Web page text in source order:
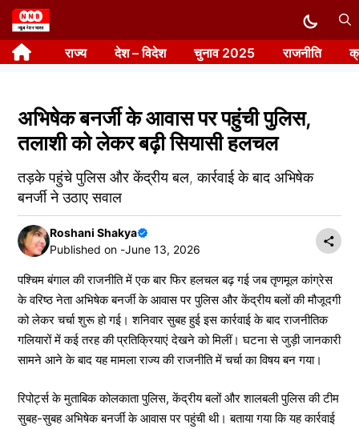
Skip
to
content राज्य देश – विदेश चुनाव 2025 राजनीति
अभिषेक बनर्जी के आवास पर पहुंची पुलिस,
तलाशी को लेकर बढ़ी सियासी हलचल
तड़के पहुंचे पुलिस और केंद्रीय बल, कार्रवाई के बाद अभिषेक
बनर्जी ने उठाए सवाल
Roshani Shakya
Published on -June 13, 2026
पश्चिम बंगाल की राजनीति में एक बार फिर हलचल बढ़ गई जब तृणमूल कांग्रेस
के वरिष्ठ नेता अभिषेक बनर्जी के आवास पर पुलिस और केंद्रीय बलों की मौजूदगी
को लेकर चर्चा शुरू हो गई। शनिवार सुबह हुई इस कार्रवाई के बाद राजनीतिक
गलियारों में कई तरह की प्रतिक्रियाएं देखने को मिलीं। घटना से जुड़ी जानकारी
सामने आने के बाद यह मामला राज्य की राजनीति में चर्चा का विषय बन गया।
रिपोर्ट्स के मुताबिक कोलकाता पुलिस, केंद्रीय बलों और शालबली पुलिस की टीम
सुबह-सुबह अभिषेक बनर्जी के आवास पर पहुंची थी। बताया गया कि यह कार्रवाई